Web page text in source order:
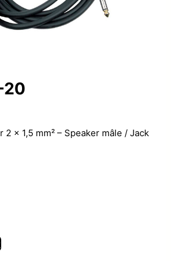
20
x 1,5 mm² – Speaker mâle / Jack